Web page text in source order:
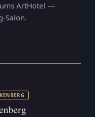
ArtHotel —
Salon.